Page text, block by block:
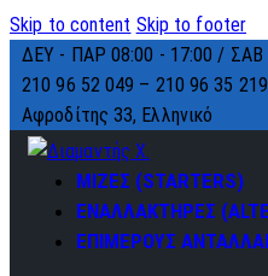
Skip to content Skip to footer
ΔΕΥ - ΠΑΡ 08:00 - 17:00 / ΣΑΒ
210 96 52 049 – 210 96 35
Αφροδίτης 33, Ελληνικό
ΜΙΖΕΣ (STARTERS)
ΕΝΑΛΛΑΚΤΗΡΕΣ
ΕΠΙΜΕΡΟΥΣ